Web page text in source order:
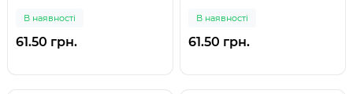
В наявності
61.50 грн.
В наявності
61.50 грн.